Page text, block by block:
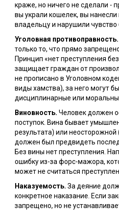
краже, но ничего не сделали -
вы украли кошелек, вы
владельцу и нарушили чувство
Уголовная противоправность.
только то, что прямо
Принцип «нет преступления
защищает граждан от
не прописано в Уголовном
виды хамства), за него могут
дисциплинарные или
Виновность. Человек должен
поступок. Вина бывает
результата) или неосторожной
должен был предвидеть
Без вины нет преступления.
ошибку из-за форс-мажора,
может не считаться
Наказуемость. За деяние
конкретное наказание. Если
запрещено, но не